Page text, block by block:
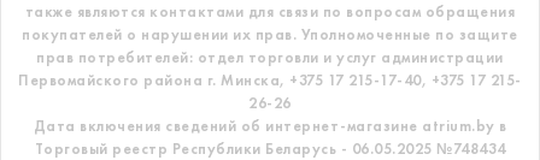
также являются контактами для связи по вопросам обращения
покупателей о нарушении их прав. Уполномоченные по защите
прав потребителей: отдел торговли и услуг администрации
Первомайского района г. Минска, +375 17 215-17-40, +375 17 215-
26-26
Дата включения сведений об интернет-магазине atrium.by в
Торговый реестр Республики Беларусь - 06.05.2025 №748434